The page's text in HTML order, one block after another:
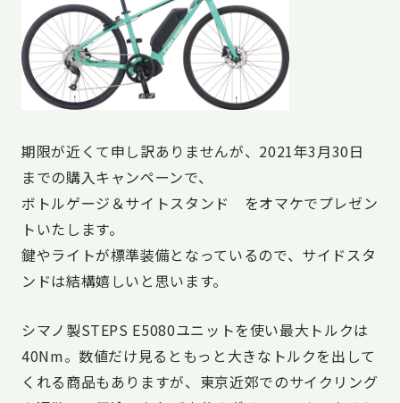
期限が近くて申し訳ありませんが、2021年3月30日
までの購入キャンペーンで、
ボトルゲージ＆サイトスタンド をオマケでプレゼン
トいたします。
鍵やライトが標準装備となっているので、サイドスタ
ンドは結構嬉しいと思います。
シマノ製STEPS E5080ユニットを使い最大トルクは
40Nm。数値だけ見るともっと大きなトルクを出して
くれる商品もありますが、東京近郊でのサイクリング